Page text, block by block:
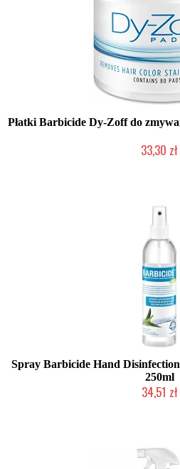
Płatki Barbicide Dy-Zoff do
33,30 zł
Spray Barbicide Hand
250ml
34,51 zł